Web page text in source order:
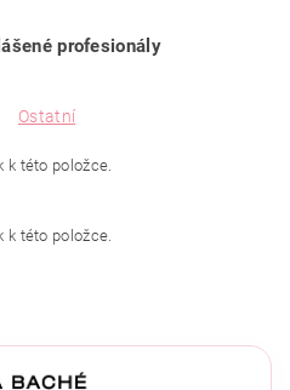
profesionály
Ostatní
k této položce.
k této položce.